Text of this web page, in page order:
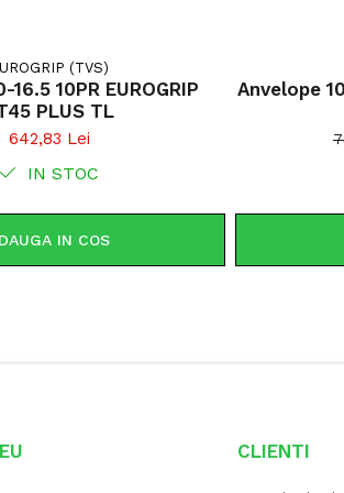
(TVS)
16.5 10PR EUROGRIP
ST45 PLUS TL
642,83 Lei
IN STOC
IN COS
Anvelope
CLIENTI